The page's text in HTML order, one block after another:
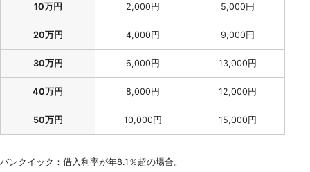
10万円 2,000円 5,000円
20万円 4,000円 9,000円
30万円 6,000円 13,000円
40万円 8,000円 12,000円
50万円 10,000円 15,000円
バンクイック：借入利率が年8.1％超の場合。